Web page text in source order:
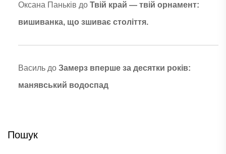
Оксана Паньків до Твій край — твій орнамент:
вишиванка, що зшиває століття.
Васильдо Замерз вперше за десятки років:
манявський водоспад
Пошук